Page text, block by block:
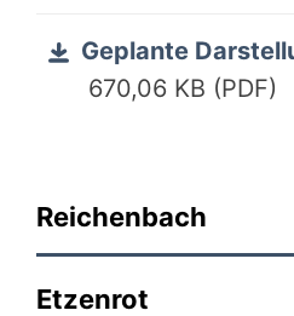
Geplante
670,06 KB (PDF)
Reichenbach
Etzenrot